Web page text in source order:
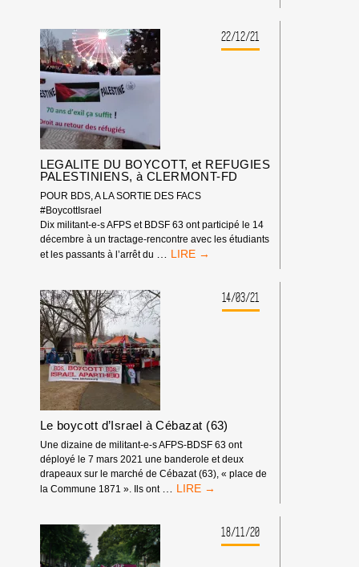
COUR
D’APPEL
DE
PARIS
CONFIRME
LA
LÉGALITÉ
DE
L’APPEL
AU
BOYCOTT
DES
PRODUITS
ISRAÉLIENS
22/12/21
LEGALITE DU BOYCOTT, et REFUGIES
PALESTINIENS, à CLERMONT-FD
POUR BDS, A LA SORTIE DES FACS
#BoycottIsrael
Dix militant-e-s AFPS et BDSF 63 ont participé le 14
décembre à un tractage-rencontre avec les étudiants
et les passants à l’arrêt du
LEGALITE
REFUGIES
14/03/21
Le boycott d’Israel à Cébazat (63)
Une dizaine de militant-e-s AFPS-BDSF 63 ont
déployé le 7 mars 2021 une banderole et deux
drapeaux sur le marché de Cébazat (63), « place de
la Commune 1871 ». Ils ont
LE
CÉBAZAT
18/11/20